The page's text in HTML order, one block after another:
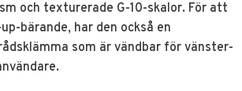
och texturerade G-10-skalor. För att
bärande, har den också en
som är vändbar för vänster-